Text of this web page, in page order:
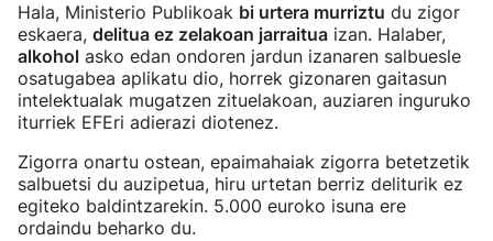
Hala, Ministerio Publikoak bi urtera murriztu du zigor
eskaera, delitua ez zelakoan jarraitua izan. Halaber,
alkohol asko edan ondoren jardun izanaren salbuesle
osatugabea aplikatu dio, horrek gizonaren gaitasun
intelektualak mugatzen zituelakoan, auziaren inguruko
iturriek EFEri adierazi diotenez.
Zigorra onartu ostean, epaimahaiak zigorra betetzetik
salbuetsi du auzipetua, hiru urtetan berriz deliturik ez
egiteko baldintzarekin. 5.000 euroko isuna ere
ordaindu beharko du.